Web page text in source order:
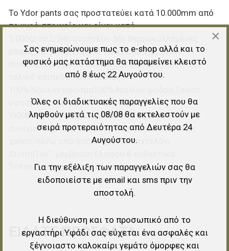
Το Ydor pants σας προστατεύει κατά 10.000mm από
το υγρό στοιχείο και είναι κατά
ραφές και ρυθμιζόμενο τελείωμα σας δίνει
συνδυαστικά με το anorak την απόλυτη λύση σαν
τελικό επίπεδο προστασίας.
ύφασμα ενίσχυσης στο κάθισμα
YKK® κύριως φερμουάρ και στα εξωτερικά
ανοίγματα στους αστραγάλους για ευκολότερη
χρήση πάνω από οποιοδήποτε παντελόνι
Τσέπες τύπου cargo καλυμμένες
ΕΊΔΑΤΕ ΠΡΌΣΦΑΤΑ
×
Σας ενημερώνουμε πως το e-shop αλλά και το
φυσικό μας κατάστημα θα παραμείνει κλειστό
από 8 έως 22 Αυγούστου.
Όλες οι διαδικτυακές παραγγελίες που θα
ληφθούν μετά τις 08/08 θα εκτελεστούν με
σειρά προτεραιότητας από Δευτέρα 24
Αυγούστου.
Για την εξέλιξη των παραγγελιών σας θα
ειδοποιείστε με email και sms πριν την
αποστολή.
Η διεύθυνση και το προσωπικό από το
εργαστήρι Υφάδι σας εύχεται ένα ασφαλές και
ξέγνοιαστο καλοκαίρι γεμάτο όμορφες και